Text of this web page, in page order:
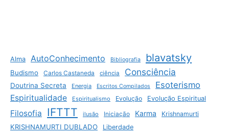
Alma AutoConhecimento Bibliografia blavatsky
Budismo Carlos Castaneda ciência Consciência
Doutrina Secreta Energia Escritos Compilados Esoterismo
Espiritualidade Espiritualismo Evolução Evolução Espiritual
Filosofia IFTTT ilusão Iniciação Karma Krishnamurti
KRISHNAMURTI DUBLADO
Liberdade